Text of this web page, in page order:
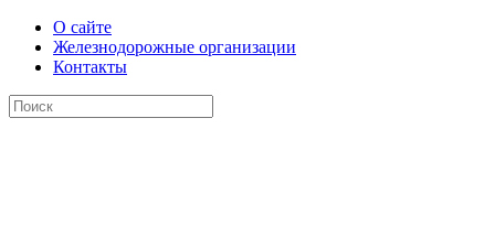
О сайте
Железнодорожные организации
Контакты